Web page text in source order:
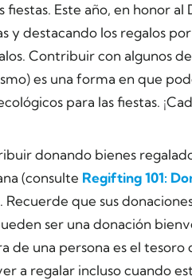
Este año, en honor al
y destacando los regalos
Contribuir con algunos
es una forma en que
para las fiestas.
donando bienes
(consulte Regifting 101:
que sus
ser una donación
de una persona es el
a regalar incluso cuando